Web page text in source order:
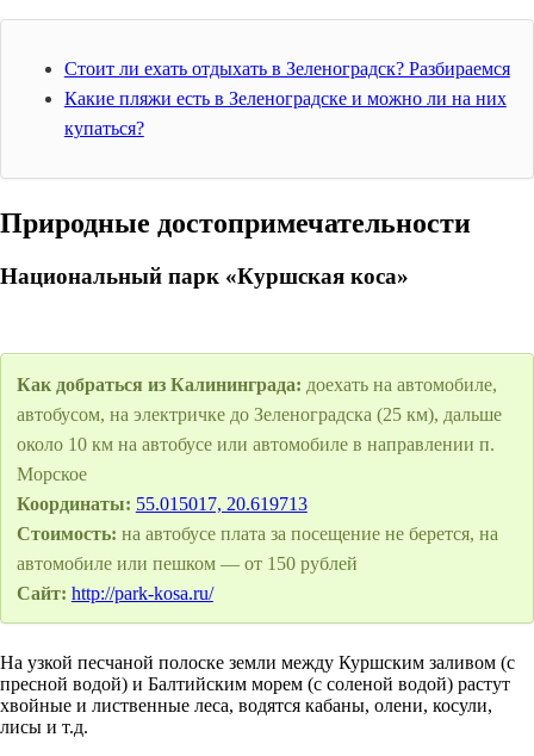
Стоит ли ехать отдыхать в Зеленоградск? Разбираемся
Какие пляжи есть в Зеленоградске и можно ли на них
купаться?
Природные достопримечательности
Национальный парк «Куршская коса»
Как добраться из Калининграда: доехать на автомобиле,
автобусом, на электричке до Зеленоградска (25 км), дальше
около 10 км на автобусе или автомобиле в направлении п.
Морское
Координаты: 55.015017, 20.619713
Стоимость: на автобусе плата за посещение не берется, на
автомобиле или пешком — от 150 рублей
Сайт: http://park-kosa.ru/
На узкой песчаной полоске земли между Куршским заливом (с
пресной водой) и Балтийским морем (с соленой водой) растут
хвойные и лиственные леса, водятся кабаны, олени, косули,
лисы и т.д.